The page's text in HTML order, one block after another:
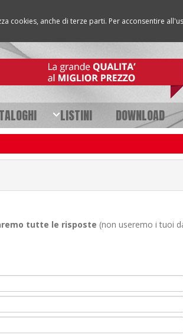
anche di terze parti. Per acconsentire
LISTINI DOWNLOAD
tutte le risposte (non useremo i tuoi